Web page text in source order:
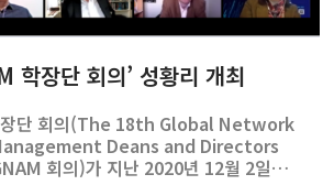
학장단 회의’ 성황리 개최
장단 회의(The 18th Global Network
Deans and Directors
회의)가 지난 2020년 12월 2일